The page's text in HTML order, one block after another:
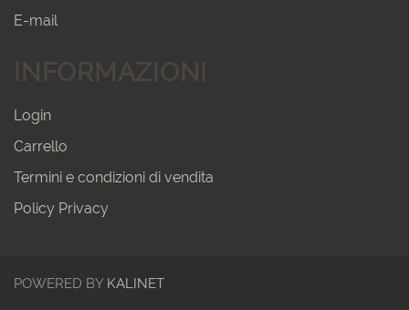
E-mail
INFORMAZIONI
Login
Carrello
Termini e condizioni di vendita
Policy Privacy
POWERED BY KALINET